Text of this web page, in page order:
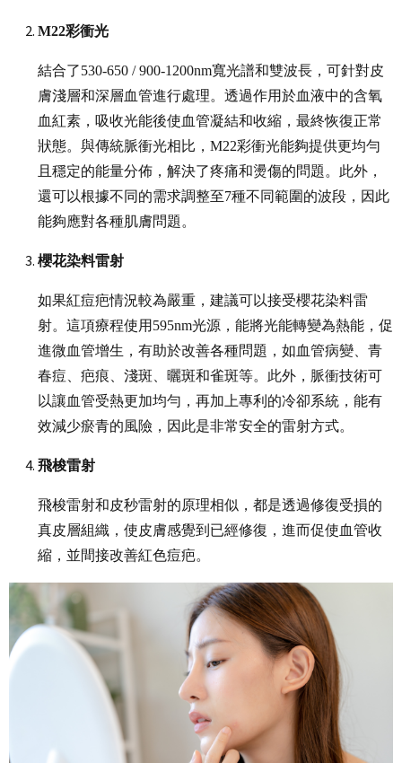
M22彩衝光
結合了530-650 / 900-1200nm寬光譜和雙波長，可針對皮
膚淺層和深層血管進行處理。透過作用於血液中的含氧
血紅素，吸收光能後使血管凝結和收縮，最終恢復正常
狀態。與傳統脈衝光相比，M22彩衝光能夠提供更均勻
且穩定的能量分佈，解決了疼痛和燙傷的問題。此外，
還可以根據不同的需求調整至7種不同範圍的波段，因此
能夠應對各種肌膚問題。
櫻花染料雷射
如果紅痘疤情況較為嚴重，建議可以接受櫻花染料雷
射。這項療程使用595nm光源，能將光能轉變為熱能，促
進微血管增生，有助於改善各種問題，如血管病變、青
春痘、疤痕、淺斑、曬斑和雀斑等。此外，脈衝技術可
以讓血管受熱更加均勻，再加上專利的冷卻系統，能有
效減少瘀青的風險，因此是非常安全的雷射方式。
飛梭雷射
飛梭雷射和皮秒雷射的原理相似，都是透過修復受損的
真皮層組織，使皮膚感覺到已經修復，進而促使血管收
縮，並間接改善紅色痘疤。